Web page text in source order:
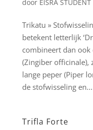
door EISRA STUDENT
Trikatu »
betekent letterlijk
combineert dan
(Zingiber officinale),
lange peper (Piper
de stofwisseling en...
Trifla Forte